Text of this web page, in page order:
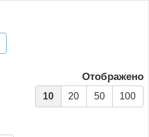
Отображено
10 20 50 100